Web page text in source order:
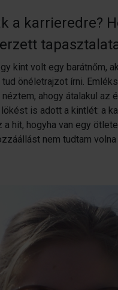
a karrieredre?
kint volt egy barátnőm,
önéletrajzot írni.
ahogy átalakul az
is adott a kintlét: a
hit, hogyha van egy
nem tudtam